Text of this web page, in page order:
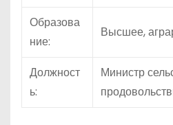
Образова
ние:
Высшее,
Должност
ь:
Министр